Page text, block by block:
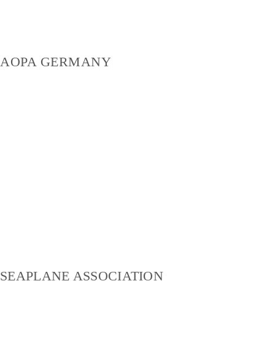
AOPA GERMANY
SEAPLANE ASSOCIATION